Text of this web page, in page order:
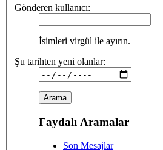
Gönderen kullanıcı:
İsimleri virgül ile ayırın.
Şu tarihten yeni olanlar:
Faydalı Aramalar
Son Mesajlar